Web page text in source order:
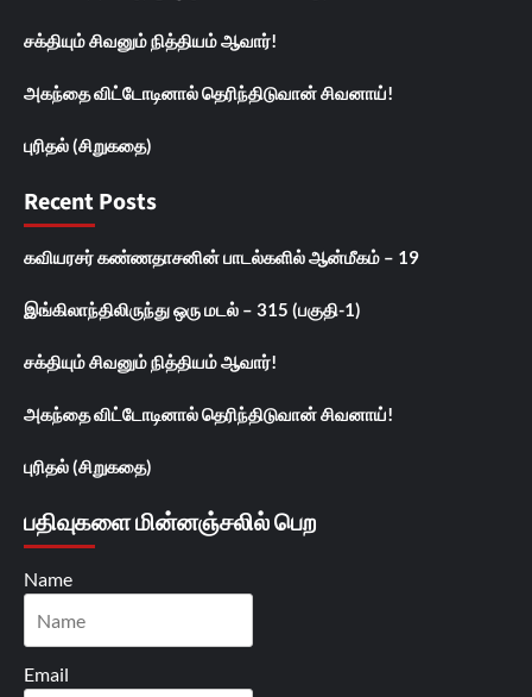
சக்தியும் சிவனும் நித்தியம் ஆவார்!
அகந்தை விட்டோடினால் தெரிந்திடுவான் சிவனாய்!
புரிதல் (சிறுகதை)
Recent Posts
கவியரசர் கண்ணதாசனின் பாடல்களில் ஆன்மீகம் – 19
இங்கிலாந்திலிருந்து ஒரு மடல் – 315 (பகுதி-1)
சக்தியும் சிவனும் நித்தியம் ஆவார்!
அகந்தை விட்டோடினால் தெரிந்திடுவான் சிவனாய்!
புரிதல் (சிறுகதை)
பதிவுகளை மின்னஞ்சலில் பெற
Name
Email